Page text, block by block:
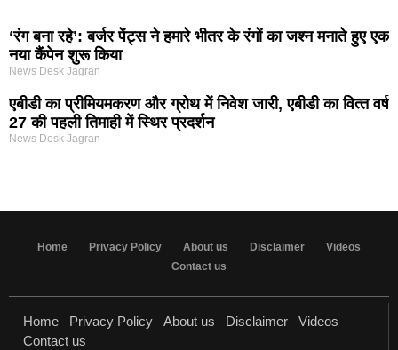
‘रंग बना रहे’: बर्जर पेंट्स ने हमारे भीतर के रंगों का जश्न मनाते हुए एक
नया कैंपेन शुरू किया
News Desk Jagran
एबीडी का प्रीमियमकरण और ग्रोथ में निवेश जारी, एबीडी का वित्‍त वर्ष
27 की पहली तिमाही में स्थिर प्रदर्शन
News Desk Jagran
Home Privacy Policy About us Disclaimer
Videos
Contact us
Home Privacy Policy About us Disclaimer
Videos
Contact us